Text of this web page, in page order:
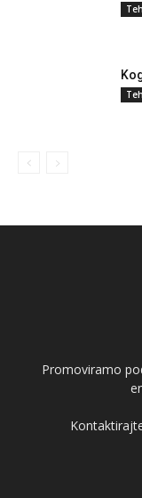
Promoviramo